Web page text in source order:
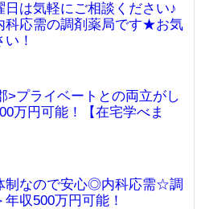
日は気軽にご相談ください♪
応需の調剤薬局です★お気
！
プライベートとの両立がし
万円可能！【在宅学べま
制なので安心◎内科応需☆調
収500万円可能！